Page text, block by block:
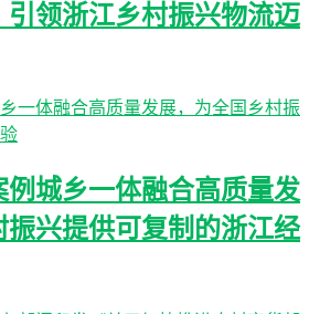
引领浙江乡村振兴物流迈
例城乡一体融合高质量发
振兴提供可复制的浙江经